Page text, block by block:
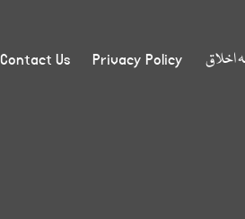
اخلاق Privacy Policy
Contact Us